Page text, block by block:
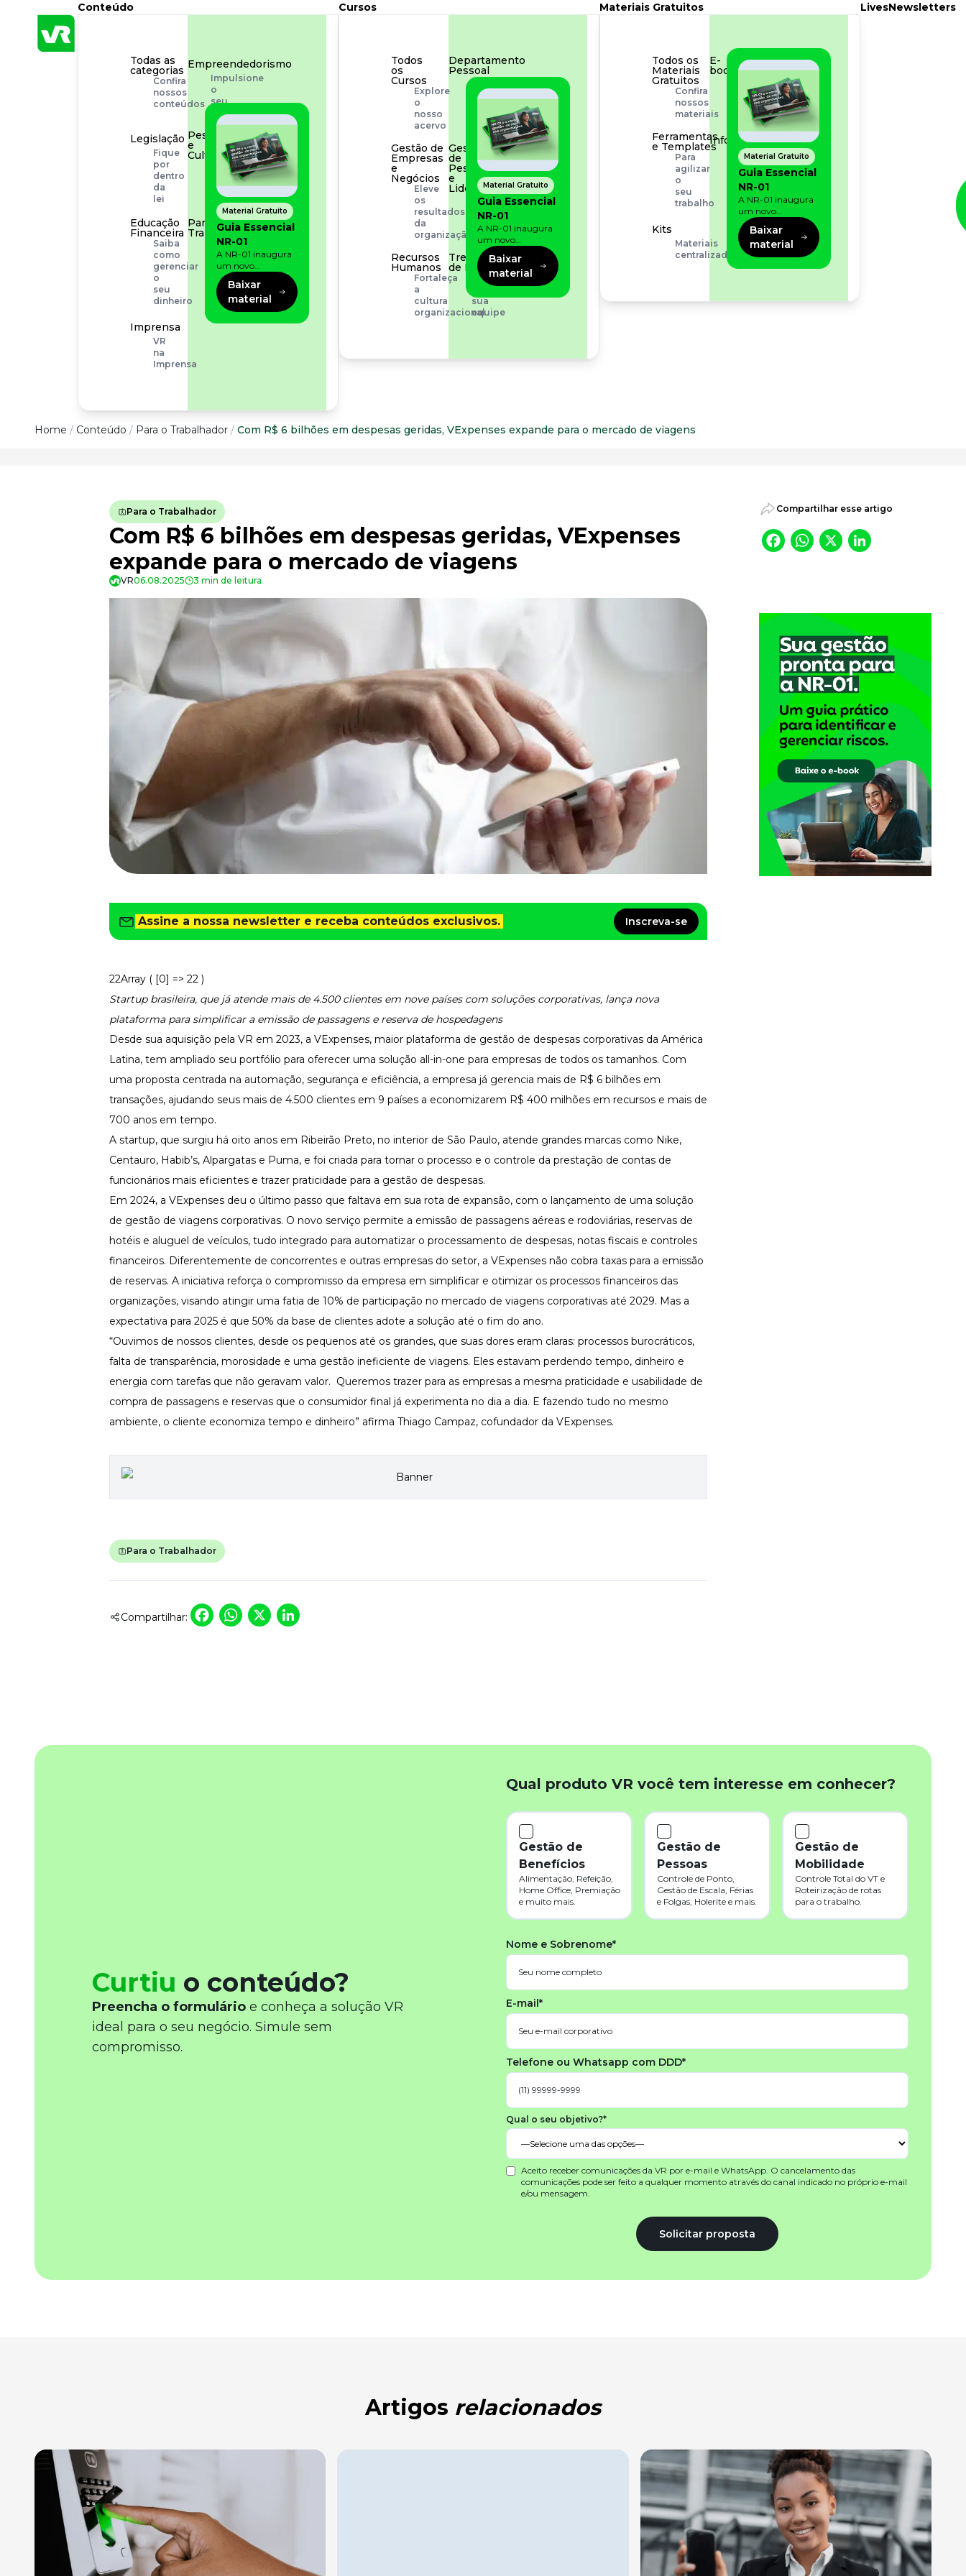
Conteúdo
Todas as
categorias
Confira
nossos
conteúdos
Empreendedorismo
Impulsione
o
seu
negócio
Legislação
Fique
por
dentro
da
lei
Pessoas
e
Cultura
Aprimore
cultura
organizacional
Educação
Financeira
Saiba
como
gerenciar
o
seu
dinheiro
Para o
Trabalhador
Tudo
para
facilitar
rotina
Imprensa
VR
na
Imprensa
Material Gratuito
Guia Essencial
NR-01
A NR-01 inaugura
um novo
momento na
prevenção de riscos:
agora, além dos
fatores físicos e
operacionais, as
Baixar
material
Cursos
Todos
os
Cursos
Explore
o
nosso
acervo
Departamento
Pessoal
Para
simplificar
processos
Gestão de
Empresas
e
Negócios
Eleve
os
resultados
da
organização
Gestão
de
Pessoas
e
Liderança
Capacitação
com
especialistas
Recursos
Humanos
Fortaleça
a
cultura
organizacional
Treinamento
de Produto
Desenvolva
sua
equipe
Material Gratuito
Guia Essencial
NR-01
A NR-01 inaugura
um novo
momento na
prevenção de riscos:
agora, além dos
fatores físicos e
operacionais, as
empresas precisam
olhar também
Baixar
material
Materiais Gratuitos
Todos os
Materiais
Gratuitos
Confira
nossos
materiais
E-
book
Aprofunde
seu
conhecimento
Ferramentas
e Templates
Para
agilizar
o
seu
trabalho
Infográfico
Conteúdo
prático
rápido
Kits
Materiais
centralizados
Material Gratuito
Guia Essencial
NR-01
A NR-01 inaugura
um novo
momento na
prevenção de riscos:
agora, além dos
fatores físicos e
operacionais, as
para os riscos
Baixar
material
LivesNewsletters
Conteúdo
Todas as categorias
Confira nossos conteúdos
Empreendedorismo
Legislação
Fique por dentro da lei
Aprimore a cultura organizacional
Educação Financeira
Saiba como gerenciar o seu dinheiro
Para o Trabalhador
Tudo para facilitar a rotina
Todos os Cursos
Explore o nosso acervo
Departamento Pessoal
Para simplificar os processos
Eleve os resultados da organização
Gestão de Pessoas e Liderança
Capacitação com especialistas
Fortaleça a cultura organizacional
Treinamento de Produto
Materiais Gratuitos
Materiais Gratuitos
Todos os Materiais Gratuitos
Confira nossos materiais
Aprofunde seu conhecimento
Ferramentas e Templates
Infográfico
Conteúdo prático e rápido
Materiais centralizados
Newsletters
Home / Conteúdo / Para o Trabalhador / Com R$ 6 bilhões em despesas geridas, VExpenses expande para o mercado de viagens
Para o Trabalhador
Com R$ 6 bilhões em despesas geridas, VExpenses
expande para o mercado de viagens
VR06.08.2025 3 min de leitura
Assine a nossa newsletter e receba conteúdos exclusivos. Inscreva-se
22Array ( [0] => 22 )
Startup brasileira, que já atende mais de 4.500 clientes em nove países com soluções corporativas, lança nova
plataforma para simplificar a emissão de passagens e reserva de hospedagens
Desde sua aquisição pela VR em 2023, a VExpenses, maior plataforma de gestão de despesas corporativas da América
Latina, tem ampliado seu portfólio para oferecer uma solução all-in-one para empresas de todos os tamanhos. Com
uma proposta centrada na automação, segurança e eficiência, a empresa já gerencia mais de R$ 6 bilhões em
transações, ajudando seus mais de 4.500 clientes em 9 países a economizarem R$ 400 milhões em recursos e mais de
700 anos em tempo.
A startup, que surgiu há oito anos em Ribeirão Preto, no interior de São Paulo, atende grandes marcas como Nike,
Centauro, Habib’s, Alpargatas e Puma, e foi criada para tornar o processo e o controle da prestação de contas de
funcionários mais eficientes e trazer praticidade para a gestão de despesas.
Em 2024, a VExpenses deu o último passo que faltava em sua rota de expansão, com o lançamento de uma solução
de gestão de viagens corporativas. O novo serviço permite a emissão de passagens aéreas e rodoviárias, reservas de
hotéis e aluguel de veículos, tudo integrado para automatizar o processamento de despesas, notas fiscais e controles
financeiros. Diferentemente de concorrentes e outras empresas do setor, a VExpenses não cobra taxas para a emissão
de reservas. A iniciativa reforça o compromisso da empresa em simplificar e otimizar os processos financeiros das
organizações, visando atingir uma fatia de 10% de participação no mercado de viagens corporativas até 2029. Mas a
expectativa para 2025 é que 50% da base de clientes adote a solução até o fim do ano.
“Ouvimos de nossos clientes, desde os pequenos até os grandes, que suas dores eram claras: processos burocráticos,
falta de transparência, morosidade e uma gestão ineficiente de viagens. Eles estavam perdendo tempo, dinheiro e
energia com tarefas que não geravam valor. Queremos trazer para as empresas a mesma praticidade e usabilidade de
compra de passagens e reservas que o consumidor final já experimenta no dia a dia. E fazendo tudo no mesmo
ambiente, o cliente economiza tempo e dinheiro” afirma Thiago Campaz, cofundador da VExpenses.
Para o Trabalhador
Compartilhar: Facebook
WhatsApp
X
Compartilhar esse artigo
Facebook
WhatsApp
X
Curtiu o conteúdo?
Preencha o formulário e conheça a solução VR
ideal para o seu negócio. Simule sem
compromisso.
Qual produto VR você tem interesse em conhecer?
Gestão de
Benefícios
Alimentação, Refeição,
Home Office, Premiação
e muito mais.
Gestão de
Pessoas
Controle de Ponto,
Gestão de Escala, Férias
e Folgas, Holerite e mais.
Gestão de
Mobilidade
Controle Total do VT e
Roteirização de rotas
para o trabalho.
Nome e Sobrenome*
E-mail*
Telefone ou Whatsapp com DDD*
Qual o seu objetivo?*
Aceito receber comunicações da VR por e-mail e WhatsApp. O cancelamento das
comunicações pode ser feito a qualquer momento através do canal indicado no próprio e-mail
e/ou mensagem.
Solicitar proposta
Artigos relacionados